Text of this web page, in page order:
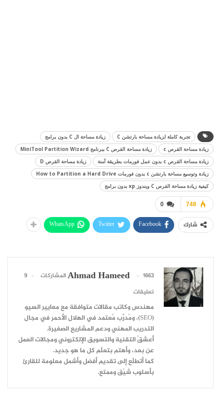
تجربة كاملة لزيادة مساحة بارتشن C
زيادة مساحة ال C بدون برامج
زيادة مساحة القرص c
زيادة مساحة القرص C ببرنامج MiniTool Partition Wizard
زيادة مساحة القرص c بدون عمل فورمات بطريقة آمنة
زيادة مساحة القرص D
زيادة وتوسيع مساحة بارتشن c بدون فورمات How to Partition a Hard Drive
كيفية زيادة مساحة القرص C ويندوز xp بدون برامج
0 748
شارك Facebook
Twitter
WhatsApp
Ahmad Hameed 1663 المشاركات
9
تعليقات
مهندس وكاتب مقالات متوافقة مع معايير السيو
(SEO)، ومُدرِّب مُعتمد في الهلال الأحمر في مجال
التدريب المهني ودعم المشاريع الصغيرة.
أعشقُ التقنية والتسويق الإلكتروني ومجالات العمل
عن بعد، وأهتم بتعلّم كل ما هو جديد.
كما أتطلّع إلى تقديم أفضل وأشمل معلومة للقارئ
بأسلوب شيّق وممتع.